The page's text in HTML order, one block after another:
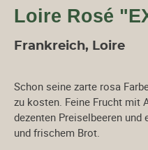
Loire Rosé
Frankreich, Loire
Schon seine zarte rosa
zu kosten. Feine Frucht mit
dezenten Preiselbeeren
und frischem Brot.